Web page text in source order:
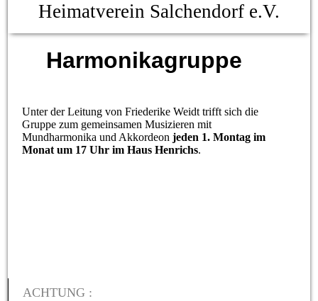
Heimatverein Salchendorf e.V.
Harmonikagruppe
Unter der Leitung von Friederike Weidt trifft sich die
Gruppe zum gemeinsamen Musizieren mit
Mundharmonika und Akkordeonjeden 1. Montag im
Monat um 17Uhr im Haus Henrichs.
ACHTUNG :